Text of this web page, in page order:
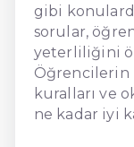
gibi
sorular,
yeterliliğini
Öğrencilerin
kuralları ve
ne kadar iyi